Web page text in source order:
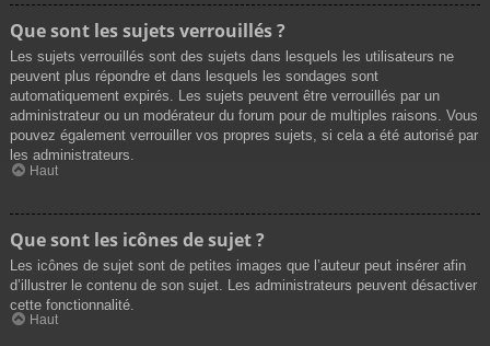
Que sont les sujets verrouillés ?
Les sujets verrouillés sont des sujets dans lesquels les utilisateurs ne
peuvent plus répondre et dans lesquels les sondages sont
automatiquement expirés. Les sujets peuvent être verrouillés par un
administrateur ou un modérateur du forum pour de multiples raisons. Vous
pouvez également verrouiller vos propres sujets, si cela a été autorisé par
les administrateurs.
Haut
Que sont les icônes de sujet ?
Les icônes de sujet sont de petites images que l’auteur peut insérer afin
d’illustrer le contenu de son sujet. Les administrateurs peuvent désactiver
cette fonctionnalité.
Haut